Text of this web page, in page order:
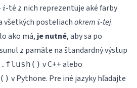
i
i-té z nich reprezentuje aké farby
všetkých posteliachokrem i
i-tej.
ako má, je nutné, aby sa po
z pamäte na štandardný výstup
v C++ alebo
v Pythone. Pre iné jazyky hľadajte